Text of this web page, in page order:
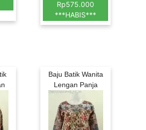
Rp575.000
***HABIS***
Baju Batik Wanita
Lengan Panja